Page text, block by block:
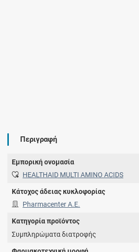
Περιγραφή
Εμπορική ονομασία
HEALTHAID MULTI AMINO ACIDS
Κάτοχος άδειας κυκλοφορίας
Pharmacenter Α.Ε.
Κατηγορία προϊόντος
Συμπληρώματα διατροφής